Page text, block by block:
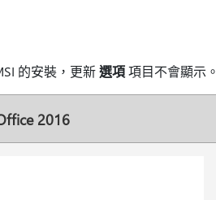
的安裝，更新選項項目不會顯示。
2016